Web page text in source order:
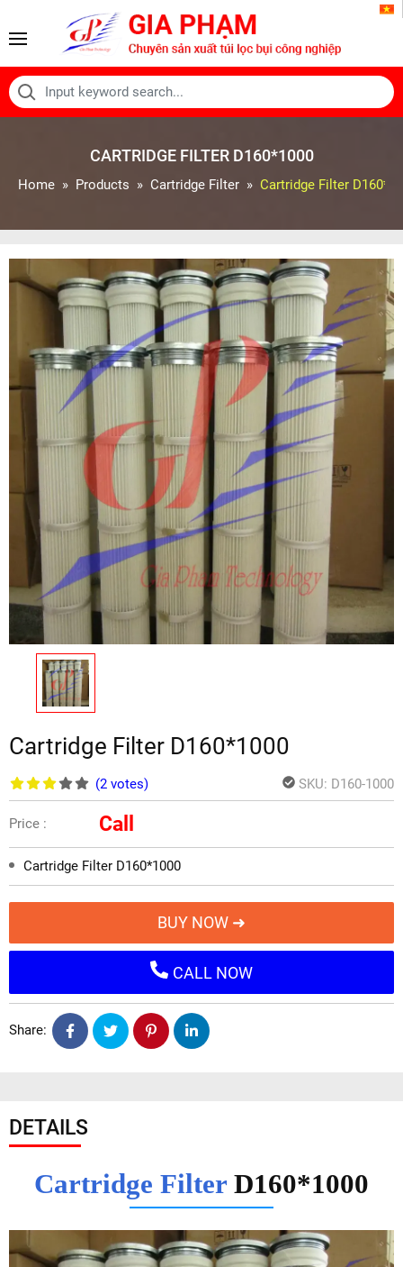
CARTRIDGE FILTER D160*1000
Home Products Cartridge Filter Cartridge Filter
Cartridge Filter D160*1000
(2 votes) SKU: D160-1000
Price : Call
Cartridge Filter D160*1000
BUY NOW ➜
CALL NOW
Share:
DETAILS
Cartridge Filter D160*1000